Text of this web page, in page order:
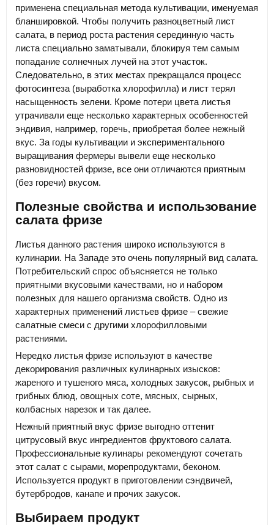
применена специальная метода культивации, именуемая
бланшировкой. Чтобы получить разноцветный лист
салата, в период роста растения серединную часть
листа специально заматывали, блокируя тем самым
попадание солнечных лучей на этот участок.
Следовательно, в этих местах прекращался процесс
фотосинтеза (выработка хлорофилла) и лист терял
насыщенность зелени. Кроме потери цвета листья
утрачивали еще несколько характерных особенностей
эндивия, например, горечь, приобретая более нежный
вкус. За годы культивации и экспериментального
выращивания фермеры вывели еще несколько
разновидностей фризе, все они отличаются приятным
(без горечи) вкусом.
Полезные свойства и использование
салата фризе
Листья данного растения широко используются в
кулинарии. На Западе это очень популярный вид салата.
Потребительский спрос объясняется не только
приятными вкусовыми качествами, но и набором
полезных для нашего организма свойств. Одно из
характерных применений листьев фризе – свежие
салатные смеси с другими хлорофилловыми
растениями.
Нередко листья фризе используют в качестве
декорирования различных кулинарных изысков:
жареного и тушеного мяса, холодных закусок, рыбных и
грибных блюд, овощных соте, мясных, сырных,
колбасных нарезок и так далее.
Нежный приятный вкус фризе выгодно оттенит
цитрусовый вкус ингредиентов фруктового салата.
Профессиональные кулинары рекомендуют сочетать
этот салат с сырами, морепродуктами, беконом.
Используется продукт в приготовлении сэндвичей,
бутербродов, канапе и прочих закусок.
Выбираем продукт